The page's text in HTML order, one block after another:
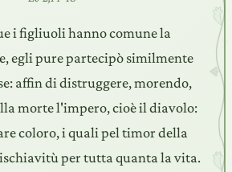
i figliuoli hanno comune la
egli pure partecipò similmente
affin di distruggere, morendo,
morte l'impero, cioè il diavolo:
coloro, i quali pel timor della
per tutta quanta la vita.